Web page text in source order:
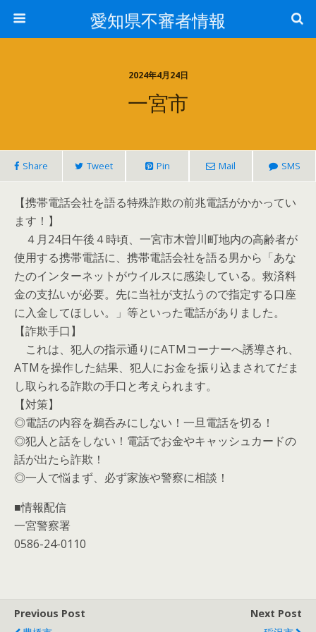
愛知県不審者情報
2024年4月24日
一宮市
Share Tweet Pin Mail SMS
【携帯電話会社を語る特殊詐欺の前兆電話がかかってい
ます！】
４月24日午後４時頃、一宮市木曽川町地内の高齢者が
使用する携帯電話に、携帯電話会社を語る男から「あな
たのインターネットがウイルスに感染している。救済料
金の支払いが必要。先に当社が支払うので指定する口座
に入金してほしい。」等といった電話がありました。
【詐欺手口】
これは、犯人の指示通りにATMコーナーへ誘導され、
ATMを操作した結果、犯人にお金を振り込まされてだま
し取られる詐欺の手口と考えられます。
【対策】
◎電話の内容を鵜呑みにしない！一旦電話を切る！
◎犯人と話をしない！電話でお金やキャッシュカードの
話が出たら詐欺！
◎一人で悩まず、必ず家族や警察に相談！
■情報配信
一宮警察署
0586-24-0110
Previous Post
Next Post